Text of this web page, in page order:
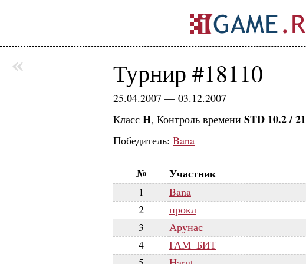
Турнир #18110
25.04.2007 — 03.12.2007
Класс H, Контроль времени STD 10.2 / 21
Победитель: Bana
№ Участник
1 Bana
2
прокл
3
Арунас
4
ГАМ_БИТ
«